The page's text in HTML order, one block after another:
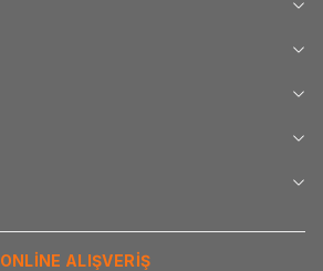
ONLİNE ALIŞVERİŞ